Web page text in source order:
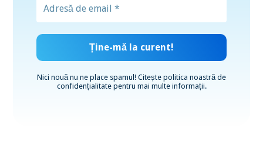
Nici nouă nu ne place spamul! Citește politica noastră de
confidențialitatepentru mai multe informații.